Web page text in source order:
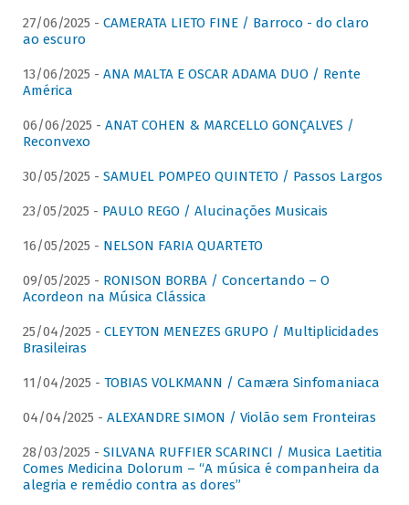
27/06/2025 - CAMERATA LIETO FINE / Barroco - do claro
ao escuro
13/06/2025 - ANA MALTA E OSCAR ADAMA DUO / Rente
América
06/06/2025 - ANAT COHEN & MARCELLO GONÇALVES /
Reconvexo
30/05/2025 - SAMUEL POMPEO QUINTETO / Passos Largos
23/05/2025 - PAULO REGO / Alucinações Musicais
16/05/2025 - NELSON FARIA QUARTETO
09/05/2025 - RONISON BORBA / Concertando – O
Acordeon na Música Clássica
25/04/2025 - CLEYTON MENEZES GRUPO / Multiplicidades
Brasileiras
11/04/2025 - TOBIAS VOLKMANN / Camæra Sinfomaniaca
04/04/2025 - ALEXANDRE SIMON / Violão sem Fronteiras
28/03/2025 - SILVANA RUFFIER SCARINCI / Musica Laetitia
Comes Medicina Dolorum – “A música é companheira da
alegria e remédio contra as dores”